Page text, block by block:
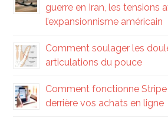
guerre en Iran, les tensions
l’expansionnisme américain
Comment soulager les
articulations du pouce
Comment fonctionne
derrière vos achats en ligne